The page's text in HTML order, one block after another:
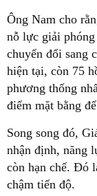
Ông Nam cho
nỗ lực giải
chuyển đổi sang
hiện tại, còn 75
phương thống
điểm mặt bằng
Song song đó,
nhận định, năng
còn hạn chế. Đó
chậm tiến độ.